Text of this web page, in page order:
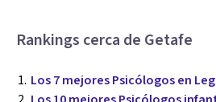
Rankings cerca de Getafe
Los 7 mejores Psicólogos en